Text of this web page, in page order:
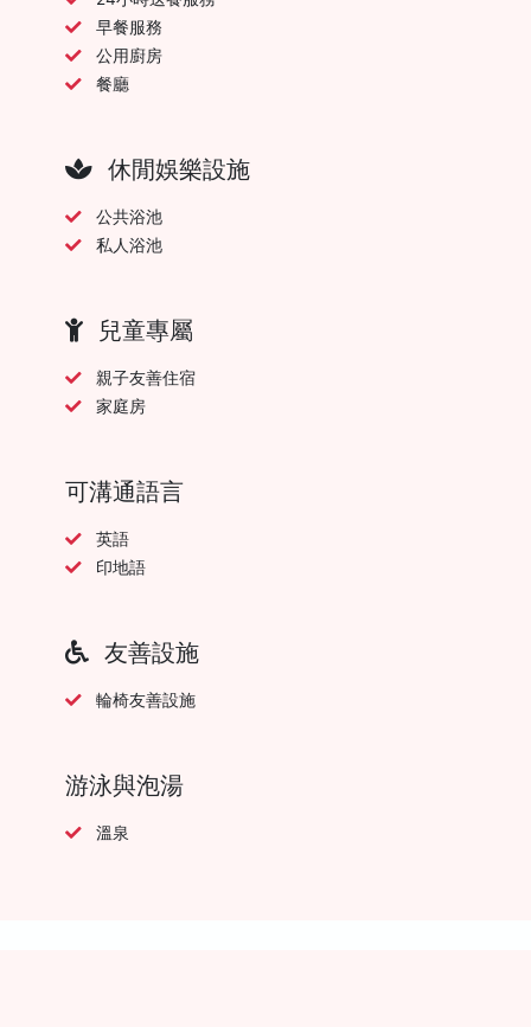
早餐服務
公用廚房
餐廳
休閒娛樂設施
公共浴池
私人浴池
兒童專屬
親子友善住宿
家庭房
可溝通語言
英語
印地語
友善設施
輪椅友善設施
游泳與泡湯
溫泉